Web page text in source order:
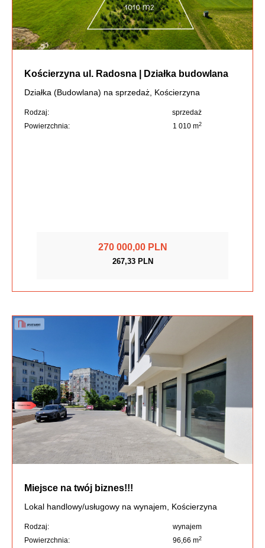
Kościerzyna ul. Radosna | Działka budowlana
Działka (Budowlana) na sprzedaż, Kościerzyna
Rodzaj:
sprzedaż
Powierzchnia:
1 010 m2
270 000,00 PLN
267,33 PLN
Miejsce na twój biznes!!!
Lokal handlowy/usługowy na wynajem, Kościerzyna
Rodzaj:
wynajem
Powierzchnia:
96,66 m2